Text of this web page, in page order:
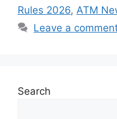
Rules 2026, ATM
Leave a
Search